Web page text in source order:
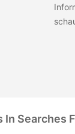
In Searches